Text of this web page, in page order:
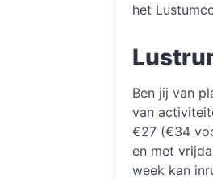
het
Ben jij van
van
€27 (€34
en met
week kan